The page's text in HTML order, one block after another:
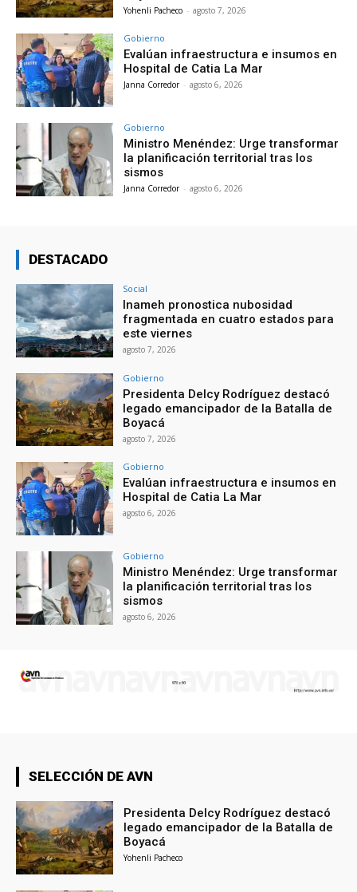
Yohenli Pacheco - agosto 7, 2026
Gobierno
Evalúan infraestructura e insumos en
Hospital de Catia La Mar
Janna Corredor - agosto 6, 2026
Gobierno
Ministro Menéndez: Urge transformar
la planificación territorial tras los
sismos
Janna Corredor - agosto 6, 2026
DESTACADO
Social
Inameh pronostica nubosidad
fragmentada en cuatro estados para
este viernes
agosto 7, 2026
Gobierno
Presidenta Delcy Rodríguez destacó
legado emancipador de la Batalla de
Boyacá
agosto 7, 2026
Gobierno
Evalúan infraestructura e insumos en
Hospital de Catia La Mar
agosto 6, 2026
Gobierno
Ministro Menéndez: Urge transformar
la planificación territorial tras los
sismos
agosto 6, 2026
SELECCIÓN DE AVN
Presidenta Delcy Rodríguez destacó
legado emancipador de la Batalla de
Boyacá
Yohenli Pacheco